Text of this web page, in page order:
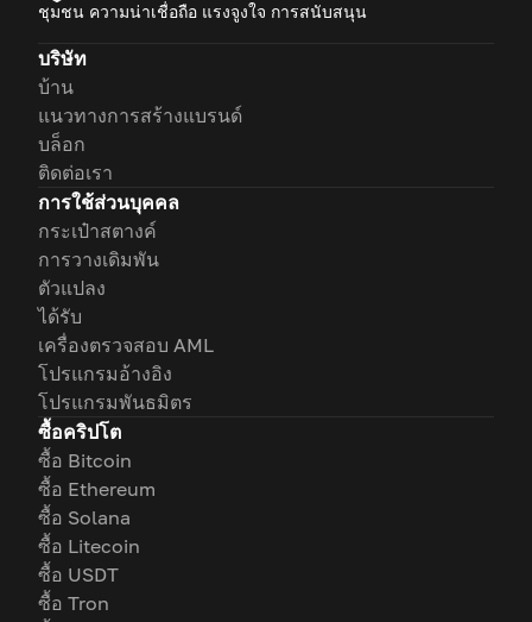
ชุมชน ความน่าเชื่อถือ แรงจูงใจ การสนับสนุน
บริษัท
บ้าน
แนวทางการสร้างแบรนด์
บล็อก
ติดต่อเรา
การใช้ส่วนบุคคล
กระเป๋าสตางค์
การวางเดิมพัน
ตัวแปลง
ได้รับ
เครื่องตรวจสอบ AML
โปรแกรมอ้างอิง
โปรแกรมพันธมิตร
ซื้อคริปโต
ซื้อ Bitcoin
ซื้อ Ethereum
ซื้อ Solana
ซื้อ Litecoin
ซื้อ USDT
ซื้อ Tron